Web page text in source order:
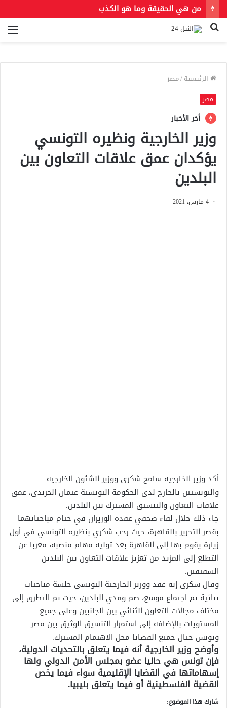
من هي الحقيقة وما هو الكذب
بحث
الرئيسية/مصر
مصر
أخر الأخبار
وزير الخارجية ونظيره التونسي
يؤكدان عمق علاقات التعاون بين
البلدين
4 مارس، 2021
أكد وزير الخارجية سامح شكرى ووزير الشئون الخارجية
والتونسيين بالخارج لدى الحكومة التونسية عثمان الجرندى، عمق
علاقات التعاون والتنسيق المشترك بين البلدين.
جاء ذلك خلال لقاء صحفي عقده الوزيران في ختام مباحثاتهما
بقصر التحرير بالقاهرة، حيث رحب شكري بنظيره التونسي في أول
زيارة يقوم بها إلى القاهرة بعد توليه مهام منصبه، معربا عن
التطلع إلى المزيد من تعزيز علاقات التعاون بين البلدين
الشقيقين.
وقال شكرى إنه عقد ووزير الخارجية التونسي جلسة مباحثات
ثنائية ثم اجتماع موسع، ضم وفدي البلدين، حيث تم التطرق إلى
مختلف مجالات التعاون الثنائي بين الجانبين وعلى جميع
المستويات بالإضافة إلى استمرار التنسيق الوثيق بين مصر
وتونس حيال جميغ القضايا محل الاهتمام المشترك.
وأوضح وزير الخارجية أنه فيما يتعلق بالتحديات الدولية،
فإن تونس هي حاليا عضو بمجلس الأمن الدولي ولها
إسهاماتها في القضايا الإقليمية سواء فيما يخص
القضية الفلسطينية أو فيما يتعلق بليبيا.
شارك هذا الموضوع: